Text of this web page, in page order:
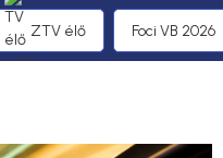
ZTV élő Foci VB 2026